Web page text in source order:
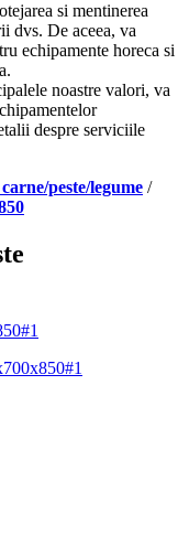
si mentinerea
dvs. De aceea, va
echipamente horeca si
noastre valori, va
despre serviciile
peste/legume /